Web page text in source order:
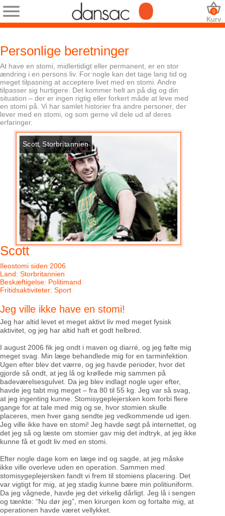
Kurv
0
Personlige beretninger
At have en stomi, midlertidigt eller permanent, er en stor
ændring i en persons liv. For nogle kan det tage lang tid og
meget tilpasning at acceptere livet med en stomi. Andre
tilpasser sig hurtigere. Det kommer helt an på dig og din
situation – der er ingen rigtig eller forkert måde at leve med
en stomi på. Vi har samlet historier fra andre personer, der
lever med en stomi, og som gerne vil dele ud af deres
erfaringer.
Scott, Storbritannien
17/17
Scott
Ileostomi siden 2006
Land: Storbritannien
Beskæftigelse: Politimand
Fritidsaktiviteter: Sport
Jeg ville ikke have en stomi!
Jeg har altid levet et meget aktivt liv med meget fysisk
aktivitet, og jeg har altid haft et godt helbred.
I august 2006 fik jeg ondt i maven og diarré, og jeg følte mig
meget svag. Min læge behandlede mig for en tarminfektion.
Ugen efter blev det værre, og jeg havde perioder, hvor det
gjorde så ondt, at jeg lå og krøllede mig sammen på
badeværelsesgulvet. Da jeg blev indlagt nogle uger efter,
havde jeg tabt mig meget – fra 80 til 55 kg. Jeg var så svag,
at jeg ingenting kunne. Stomisygeplejersken kom forbi flere
gange for at tale med mig og se, hvor stomien skulle
placeres, men hver gang sendte jeg vedkommende ud igen.
Jeg ville ikke have en stomi! Jeg havde søgt på internettet, og
det jeg så og læste om stomier gav mig det indtryk, at jeg ikke
kunne få et godt liv med en stomi.
Efter nogle dage kom en læge ind og sagde, at jeg måske
ikke ville overleve uden en operation. Sammen med
stomisygeplejersken fandt vi frem til stomiens placering. Det
var vigtigt for mig, at jeg stadig kunne bære min politiuniform.
Da jeg vågnede, havde jeg det virkelig dårligt. Jeg lå i sengen
og tænkte: “Nu dør jeg”, men kirurgen kom og fortalte mig, at
operationen havde været vellykket.